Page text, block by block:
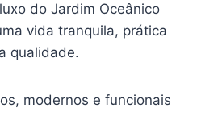
do Jardim Oceânico
vida tranquila, prática
qualidade.
modernos e funcionais